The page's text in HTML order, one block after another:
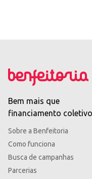
Bem mais que
financiamento coletivo
Sobre a Benfeitoria
Como funciona
Busca de campanhas
Parcerias